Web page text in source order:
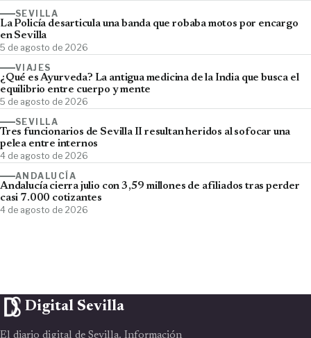
SEVILLA
La Policía desarticula una banda que robaba motos por encargo
en Sevilla
5 de agosto de 2026
VIAJES
¿Qué es Ayurveda? La antigua medicina de la India que busca el
equilibrio entre cuerpo y mente
5 de agosto de 2026
SEVILLA
Tres funcionarios de Sevilla II resultan heridos al sofocar una
pelea entre internos
4 de agosto de 2026
ANDALUCÍA
Andalucía cierra julio con 3,59 millones de afiliados tras perder
casi 7.000 cotizantes
4 de agosto de 2026
Digital Sevilla
El diario digital de Sevilla. Información